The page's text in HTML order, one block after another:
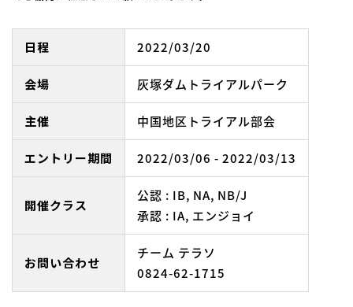
日程 2022/03/20
会場 灰塚ダムトライアルパーク
主催 中国地区トライアル部会
エントリー期間 2022/03/06 - 2022/03/13
開催クラス
公認 : IB, NA, NB/J
承認 : IA, エンジョイ
お問い合わせ
チーム テラソ
0824-62-1715